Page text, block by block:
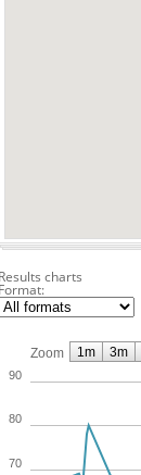
Results charts
Format:
Zoom
70
80
90
1m 3m